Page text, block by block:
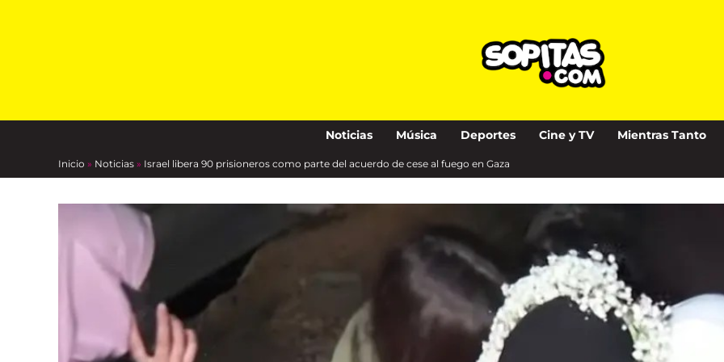
Noticias Música Deportes Cine y TV Mientras Tanto
Inicio » Noticias » Israel libera 90 prisioneros como parte del acuerdo de cese al fuego en Gaza